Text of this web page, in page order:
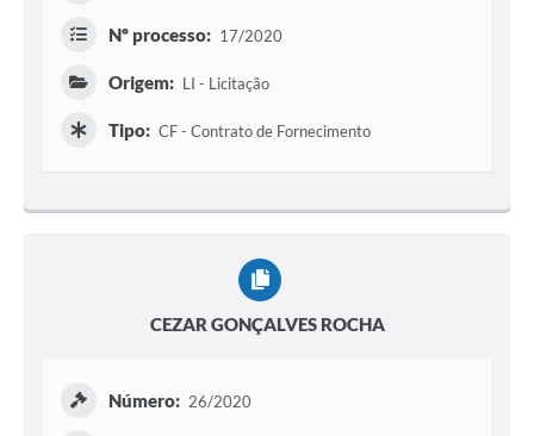
Nº processo: 17/2020
Origem: LI - Licitação
Tipo: CF - Contrato de Fornecimento
CEZAR GONÇALVES ROCHA
Número: 26/2020